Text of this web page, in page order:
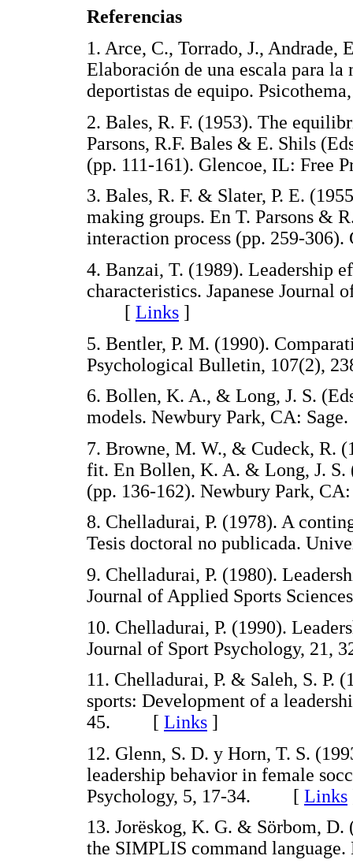
Referencias
1. Arce, C., Torrado, J., Andrade,
Elaboración de una escala para
deportistas de equipo.
2. Bales, R. F. (1953). The
Parsons, R.F. Bales & E. Shils
(pp. 111-161). Glencoe, IL:
3. Bales, R. F. & Slater, P. E.
making groups. En T. Parsons &
interaction process (pp. 259-
4. Banzai, T. (1989). Leadership
characteristics. Japanese Journal
[ Links ]
5. Bentler, P. M. (1990).
Psychological Bulletin,
6. Bollen, K. A., & Long, J. S.
models. Newbury Park, CA:
7. Browne, M. W., & Cudeck, R.
fit. En Bollen, K. A. & Long, J. S.
(pp. 136-162). Newbury Park,
8. Chelladurai, P. (1978). A
Tesis doctoral no publicada.
9. Chelladurai, P. (1980).
Journal of Applied Sports
10. Chelladurai, P. (1990).
Journal of Sport Psychology,
11. Chelladurai, P. & Saleh, S. P.
sports: Development of a
45. [ Links ]
12. Glenn, S. D. y Horn, T. S.
leadership behavior in female
Psychology, 5, 17-34. [ Links
13. Jorëskog, K. G. & Sörbom,
the SIMPLIS command